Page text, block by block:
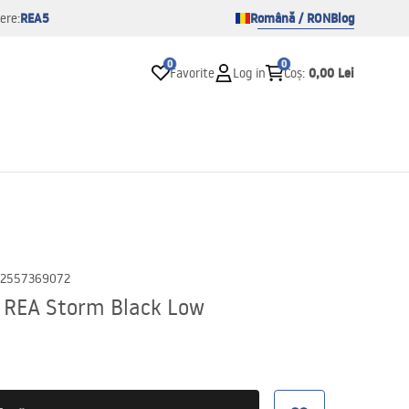
REA5 Română / RONBlog
0
Favorite Log in
0
Coș: 0,00 Lei
Storm Black Low